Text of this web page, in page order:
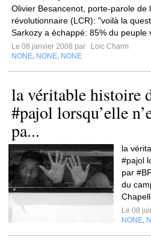
Olivier Besancenot, porte-parole de
révolutionnaire (LCR): "voilà la
Sarkozy a échappé: 85% du peuple
Le 08 janvier 2008 par
Loic Charm
NONE NONE NONE
la véritable histoire
#pajol lorsqu’elle
pa...
la
#pajol
par
du
Le 08
NONE